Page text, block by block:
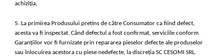
achiziția,
5. La primirea Produsului pretins de către Consumator ca fiind defect,
acesta va fi inspectat. Când defectul a fost confirmat, serviciile conform
Garanțiilor vor fi furnizate prin repararea pieselor defecte ale produselor
sau înlocuirea acestora cu piese nedefecte, la discreția SC CESOMI SRL.